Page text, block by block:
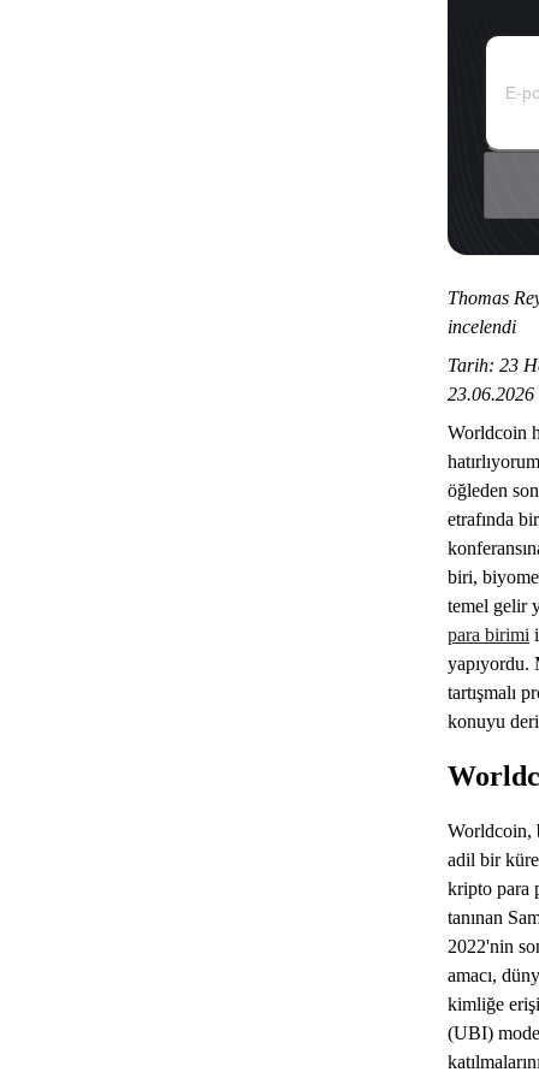
Thomas
incelendi
Tarih: 23
23.06.2026
Worldcoin
öğleden
etrafında
biri,
temel gelir
para birimi
yapıyordu.
tartışmalı
konuyu
Worldcoin,
adil bir
kripto para
tanınan
2022'nin
amacı,
kimliğe
(UBI)